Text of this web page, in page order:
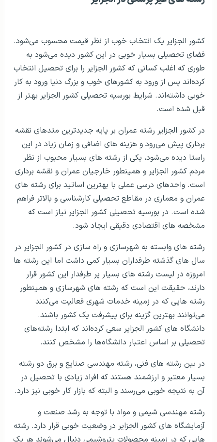
شما در الجزایر مشکل خوابگاه دارید و باید خود را برای زندگی
پیشرفته ای ندارند و با توجه به دزدی‌های صورت گرفته در این
کشور بسیار مهم است که بتوانید به سراغ خانه ای بروید که تا
حدی از امنیت آن اطلاعات درستی داشته باشید.
رشته های غیر پزشکی در الجزایر
فضای تحصیلی بسیار خوبی در این کشور دیده می‌شود به
طوری که اغلب کسانی که کشور الجزایر را برای تحصیل انتخاب
کرده‌اند پس از ورود به کشورهای خوب و بزرگ دنیا ورود به کار
خوبی داشته‌اند. شرایط بورسیه تحصیلی کشور الجزایر بهتر از
قبل شده است.
در کشور الجزایر رشته عمران بر پایه جدیدترین متدهای نقشه
برداری پیش می‌رود و هزینه های اضافی و زمان زیاد در این
مردم کشور الجزایر و همینطور خارجیان عمران و نقشه برداری
است. واحدهای درسی عملی با بهترین اساتید برای رشته های
عمران و معماری در مقاطع تحصیلی کارشناسی و بالاتر فراهم
شده است. در بورسیه تحصیلی کشور الجزایر نیاز است که
مشخصه های اقتصادی دقیقی ایجاد شود.